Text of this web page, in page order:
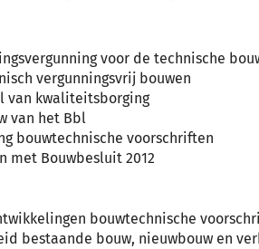
voor de technische
vergunningsvrij bouwen
van kwaliteitsborging
van het Bbl
bouwtechnische voorschriften
met Bouwbesluit 2012
bouwtechnische
bestaande bouw, nieuwbouw en